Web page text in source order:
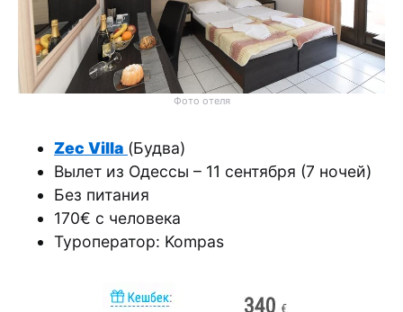
Фото отеля
Zec Villa (Будва)
Вылет из Одессы – 11 сентября (7 ночей)
Без питания
170€ с человека
Туроператор: Kompas